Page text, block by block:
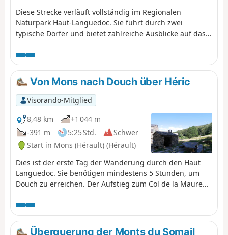
Diese Strecke verläuft vollständig im Regionalen
Naturpark Haut-Languedoc. Sie führt durch zwei
typische Dörfer und bietet zahlreiche Ausblicke auf das
und das Plateau du Caroux. Charles Péguy, Antoine de
Saint-Exupéry, Paul Nizan (Les chiens de garde), Robert
Desnos und Hunderte andere erwarten uns im
Staatswald der kämpfenden Schriftsteller.
Von Mons nach Douch über Héric
Visorando-Mitglied
8,48 km
+1 044 m
-391 m
5:25 Std.
Schwer
Start in Mons (Hérault) (Hérault)
Dies ist der erste Tag der Wanderung durch den Haut
Languedoc. Sie benötigen mindestens 5 Stunden, um
Douch zu erreichen. Der Aufstieg zum Col de la Maure
ungefährlichen Weg. Siehe § Praktische Informationen
(¹).Der Zugang zum Col du Bardou ist wunderschön. Der
Abstieg zum Ruisseau d'Héric und der Aufstieg nach
Überquerung der Monts du Somail